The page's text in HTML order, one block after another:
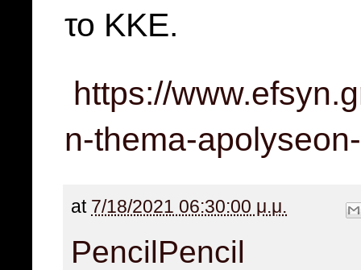
το ΚΚΕ.
https://
n-thema-
at 7/18/2021 06:30:00 μ.μ.
PencilPencil